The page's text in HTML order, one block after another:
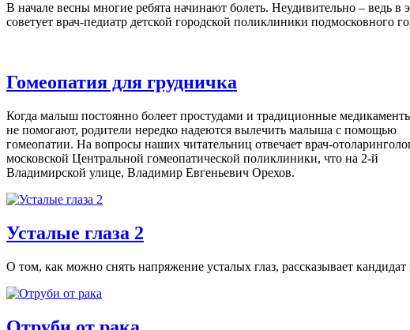
В начале весны многие ребята начинают болеть. Неудивительно – ведь
советует врач-педиатр детcкой городской поликлиники подмосковного
Гомеопатия для грудничка
Когда малыш постоянно болеет простудами и традиционные
не помогают, родители нередко надеются вылечить малыша с помощью
гомеопатии. На вопросы наших читательниц отвечает врач-
московской Центральной гомеопатической поликлиники, что на 2-й
Владимирской улице, Владимир Евгеньевич Орехов.
Усталые глаза 2
О том, как можно снять напряжение усталых глаз, рассказывает